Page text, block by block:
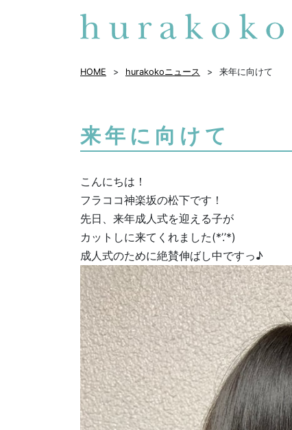
HOME hurakokoニュース 来年に向けて
来年に向けて
こんにちは！
フラココ神楽坂の松下です！
先日、来年成人式を迎える子が
カットしに来てくれました(*’.’*)
成人式のために絶賛伸ばし中ですっ♪